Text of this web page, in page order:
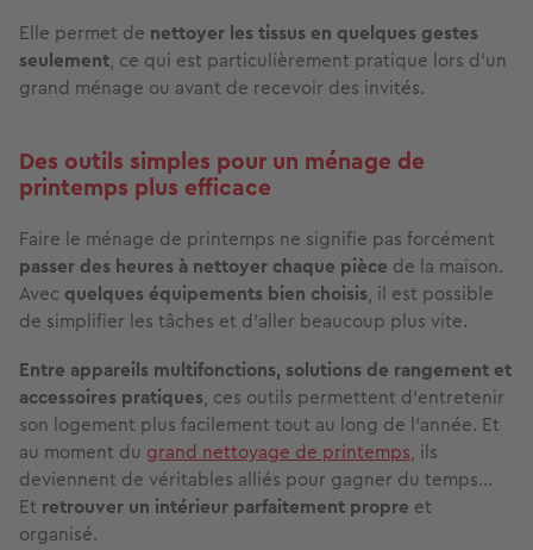
Elle permet de nettoyer les tissus en quelques gestes
seulement, ce qui est particulièrement pratique lors d’un
grand ménage ou avant de recevoir des invités.
Des outils simples pour un ménage de
printemps plus efficace
Faire le ménage de printemps ne signifie pas forcément
passer des heures à nettoyer chaque pièce de la maison.
Avec quelques équipements bien choisis, il est possible
de simplifier les tâches et d’aller beaucoup plus vite.
Entre appareils multifonctions, solutions de rangement et
accessoires pratiques, ces outils permettent d’entretenir
son logement plus facilement tout au long de l’année. Et
au moment du grand nettoyage de printemps, ils
deviennent de véritables alliés pour gagner du temps…
Et retrouver un intérieur parfaitement propre et
organisé.